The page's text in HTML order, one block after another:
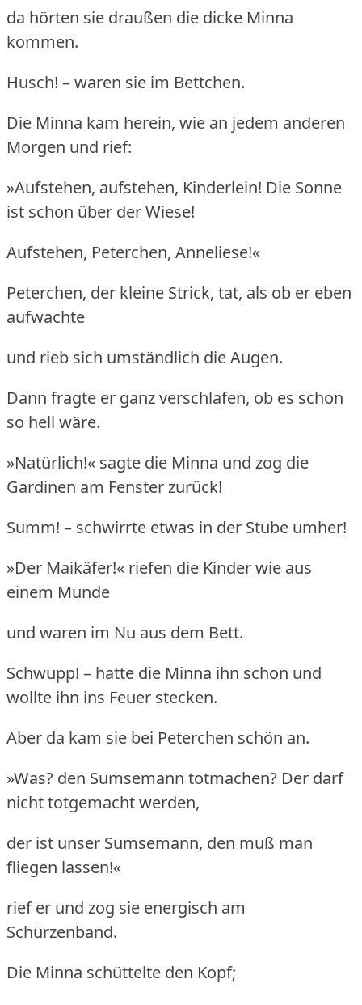
da hörten sie draußen die dicke Minna
kommen.
Husch! – waren sie im Bettchen.
Die Minna kam herein, wie an jedem anderen
Morgen und rief:
»Aufstehen, aufstehen, Kinderlein! Die Sonne
ist schon über der Wiese!
Aufstehen, Peterchen, Anneliese!«
Peterchen, der kleine Strick, tat, als ob er eben
aufwachte
und rieb sich umständlich die Augen.
Dann fragte er ganz verschlafen, ob es schon
so hell wäre.
»Natürlich!« sagte die Minna und zog die
Gardinen am Fenster zurück!
Summ! – schwirrte etwas in der Stube umher!
»Der Maikäfer!« riefen die Kinder wie aus
einem Munde
und waren im Nu aus dem Bett.
Schwupp! – hatte die Minna ihn schon und
wollte ihn ins Feuer stecken.
Aber da kam sie bei Peterchen schön an.
»Was? den Sumsemann totmachen? Der darf
nicht totgemacht werden,
der ist unser Sumsemann, den muß man
fliegen lassen!«
rief er und zog sie energisch am
Schürzenband.
Die Minna schüttelte den Kopf;